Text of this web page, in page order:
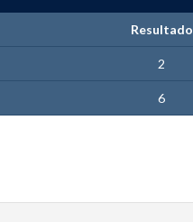
Resultado
2
6